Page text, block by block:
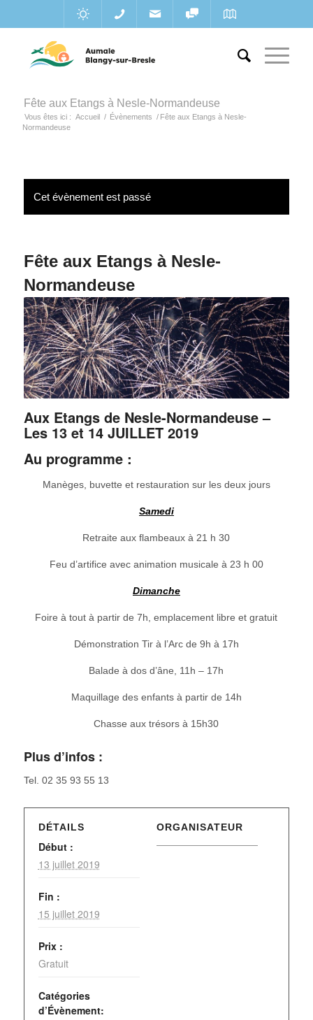
Fête aux Etangs à Nesle-Normandeuse
Vous êtes ici : Accueil / Évènements / Fête aux Etangs à Nesle-
Normandeuse
Cet évènement est passé
Fête aux Etangs à Nesle-
Normandeuse
Aux Etangs de Nesle-Normandeuse –
Les 13 et 14 JUILLET 2019
Au programme :
Manèges, buvette et restauration sur les deux jours
Samedi
Retraite aux flambeaux à 21 h 30
Feu d’artifice avec animation musicale à 23 h 00
Dimanche
Foire à tout à partir de 7h, emplacement libre et gratuit
Démonstration Tir à l’Arc de 9h à 17h
Balade à dos d’âne, 11h – 17h
Maquillage des enfants à partir de 14h
Chasse aux trésors à 15h30
Plus d’infos :
Tel. 02 35 93 55 13
DÉTAILS
Début :
13 juillet 2019
Fin :
15 juillet 2019
Prix :
Gratuit
Catégories
d’Évènement:
ORGANISATEUR